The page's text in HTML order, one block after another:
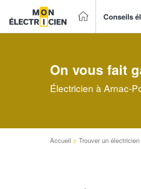
Conseils
On vous fait
Électricien à Arnac-
Accueil > Trouver un électricien